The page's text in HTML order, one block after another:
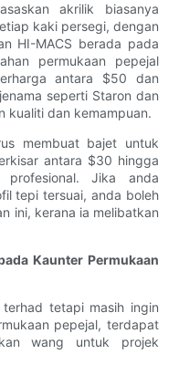
akrilik biasanya
kaki persegi, dengan
HI-MACS berada pada
permukaan pepejal
antara $50 dan
seperti Staron dan
kualiti dan kemampuan.
membuat bajet untuk
antara $30 hingga
Jika anda
tepi tersuai, anda boleh
ini, kerana ia melibatkan
Kaunter Permukaan
tetapi masih ingin
pepejal, terdapat
wang untuk projek